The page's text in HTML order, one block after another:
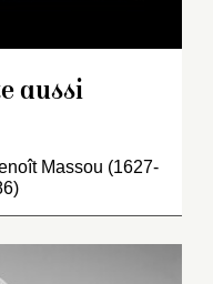
aussi
Massou (1627-